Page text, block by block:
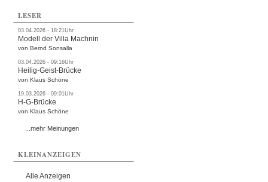
LESER
03.04.2026 - 18:21Uhr
Modell der Villa Machnin
von Bernd Sonsalla
03.04.2026 - 09:16Uhr
Heilig-Geist-Brücke
von Klaus Schöne
19.03.2026 - 09:01Uhr
H-G-Brücke
von Klaus Schöne
...mehr Meinungen
KLEINANZEIGEN
Alle Anzeigen